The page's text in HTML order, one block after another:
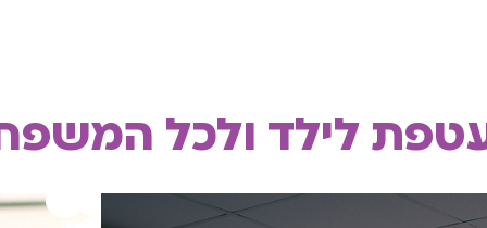
לילד ולכל